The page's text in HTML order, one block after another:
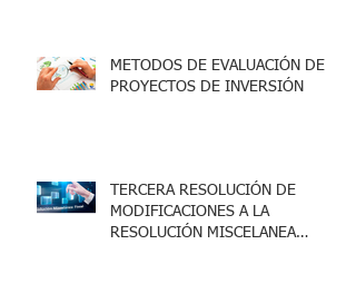
METODOS DE EVALUACIÓN DE
PROYECTOS DE INVERSIÓN
TERCERA RESOLUCIÓN DE
MODIFICACIONES A LA
RESOLUCIÓN MISCELANEA